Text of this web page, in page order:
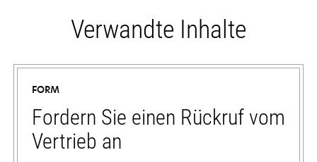
Verwandte Inhalte
FORM
Fordern Sie einen Rückruf vom
Vertrieb an